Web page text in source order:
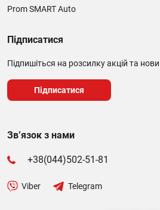
Prom SMART Auto
Підписатися
Підпишіться на розсилку акцій та
Підписатися
Зв’язок з нами
+38(044)502-51-81
Viber Telegram